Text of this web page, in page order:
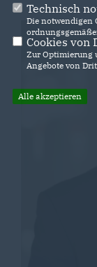
Technisch
Die notwendigen
Cookies von
Zur Optimierung
Angebote von
Alle akzeptieren